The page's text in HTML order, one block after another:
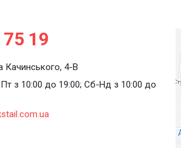
19
Качинського, 4-В
з 10:00 до 19:00; Сб-Нд з 10:00 до